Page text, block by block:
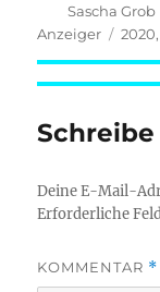
Autor
Sascha Grob
Anzeiger
2020
Deine E-Mail-
Erforderliche
KOMMENTAR *